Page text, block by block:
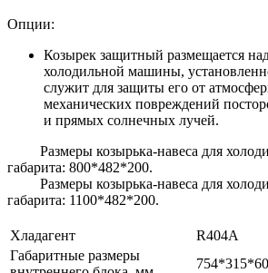
Опции:
Козырек защитный размещается
холодильной машины,
служит для защиты его от
механических повреждений
и прямых солнечных лучей.
Размеры козырька-навеса для
габарита: 800*482*200.
Размеры козырька-навеса для
габарита: 1100*482*200.
Хладагент
R404A
Габаритные размеры